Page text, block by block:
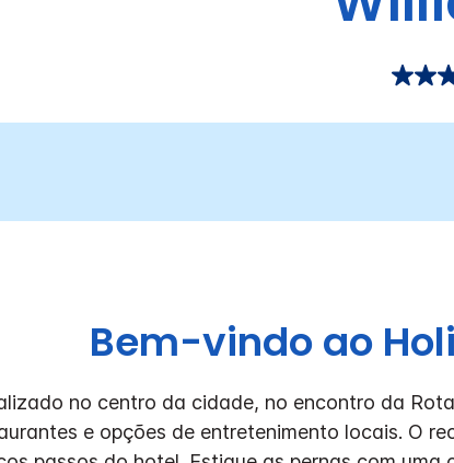
Bem-vindo ao
no centro da cidade, no encontro da
e opções de entretenimento locais. O